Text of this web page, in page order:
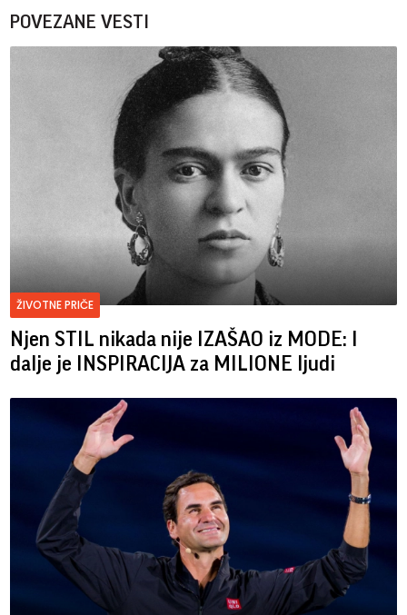
POVEZANE VESTI
ŽIVOTNE PRIČE
Njen STIL nikada nije IZAŠAO iz MODE: I
dalje je INSPIRACIJA za MILIONE ljudi